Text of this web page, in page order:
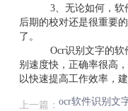
3、无论如何，软件
后期的校对还是很重要
了。
Ocr识别文字的软件
别速度快，正确率很高
以快速提高工作效率，
上一篇：